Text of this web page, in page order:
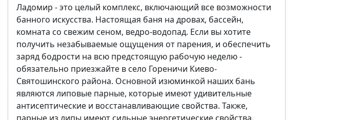
Ладомир - это целый комплекс, включающий все возможности
банного искусства. Настоящая баня на дровах, бассейн,
комната со свежим сеном, ведро-водопад. Если вы хотите
получить незабываемые ощущения от парения, и обеспечить
заряд бодрости на всю предстоящую рабочую неделю -
обязательно приезжайте в село Гореничи Киево-
Святошинского района. Основной изюминкой наших бань
являются липовые парные, которые имеют удивительные
антисептические и восстанавливающие свойства. Также,